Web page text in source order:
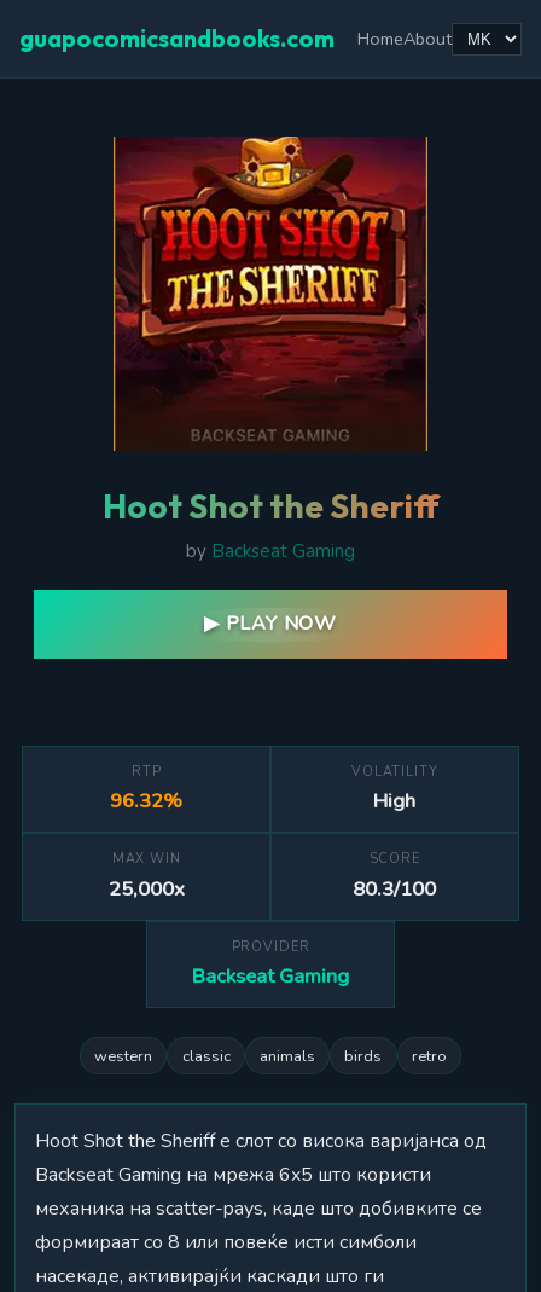
guapocomicsandbooks.com HomeAbout
Hoot Shot the Sheriff
by Backseat Gaming
▶ PLAY NOW
RTP
96.32%
VOLATILITY
High
MAX WIN
25,000x
SCORE
80.3/100
PROVIDER
Backseat Gaming
western classic animals birds retro
Hoot Shot the Sheriff е слот со висока варијанса од
Backseat Gaming на мрежа 6x5 што користи
механика на scatter-pays, каде што добивките се
формираат со 8 или повеќе исти симболи
насекаде, активирајќи каскади што ги